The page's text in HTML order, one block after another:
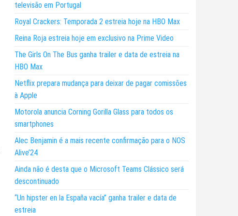
televisão em Portugal
Royal Crackers: Temporada 2 estreia hoje na HBO Max
Reina Roja estreia hoje em exclusivo na Prime Video
The Girls On The Bus ganha trailer e data de estreia na
HBO Max
Netflix prepara mudança para deixar de pagar comissões
à Apple
Motorola anuncia Corning Gorilla Glass para todos os
smartphones
Alec Benjamin é a mais recente confirmação para o NOS
Alive’24
Ainda não é desta que o Microsoft Teams Clássico será
descontinuado
“Un hipster en la España vacía” ganha trailer e data de
estreia